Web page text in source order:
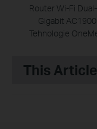
Router Wi-Fi
Gigabit
Tehnologie
This